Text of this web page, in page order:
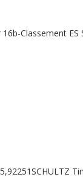
Classement